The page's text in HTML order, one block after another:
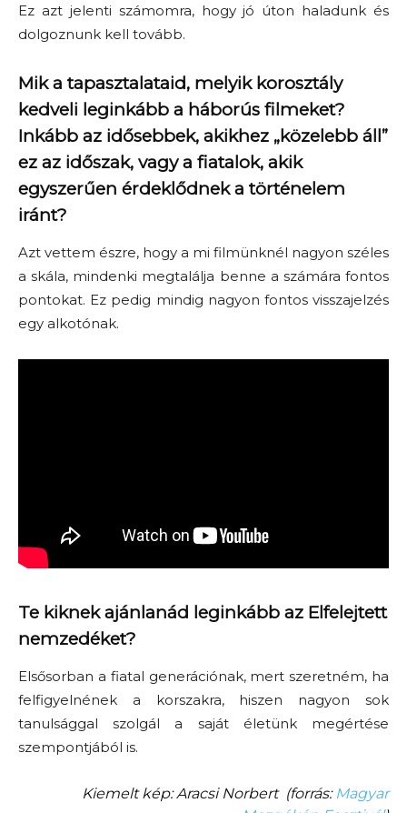
Ez azt jelenti számomra, hogy jó úton haladunk és
dolgoznunk kell tovább.
Mik a tapasztalataid, melyik korosztály
kedveli leginkább a háborús filmeket?
Inkább az idősebbek, akikhez „közelebb áll”
ez az időszak, vagy a fiatalok, akik
egyszerűen érdeklődnek a történelem
iránt?
Azt vettem észre, hogy a mi filmünknél nagyon széles
a skála, mindenki megtalálja benne a számára fontos
pontokat. Ez pedig mindig nagyon fontos visszajelzés
egy alkotónak.
Te kiknek ajánlanád leginkább az Elfelejtett
nemzedéket?
Elsősorban a fiatal generációnak, mert szeretném, ha
felfigyelnének a korszakra, hiszen nagyon sok
tanulsággal szolgál a saját életünk megértése
szempontjából is.
Kiemelt kép: Aracsi Norbert (forrás: Magyar